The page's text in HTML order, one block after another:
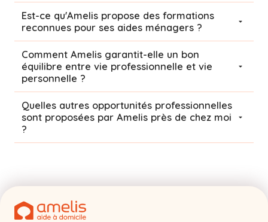
Est-ce qu'Amelis propose des formations
reconnues pour ses aides ménagers ?
Comment Amelis garantit-elle un bon
équilibre entre vie professionnelle et vie
personnelle ?
Quelles autres opportunités professionnelles
sont proposées par Amelis près de chez moi
?